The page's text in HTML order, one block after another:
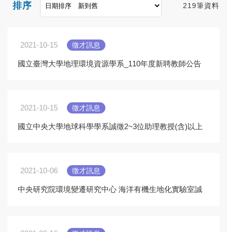
219筆資料
排序
2021-10-15 徵才訊息
國立臺灣大學地理環境資源學系_110年度新聘教師公告
2021-10-15 徵才訊息
國立中央大學地球科學學系誠徵2~3位助理教授(含)以上
2021-10-06 徵才訊息
中央研究院環境變遷研究中心 海洋有機生地化實驗室誠